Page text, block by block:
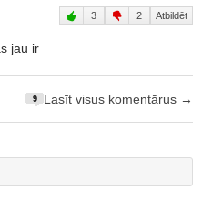
3 2 Atbildēt
jau ir
9 Lasīt visus komentārus →